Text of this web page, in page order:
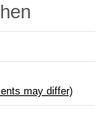
may differ)